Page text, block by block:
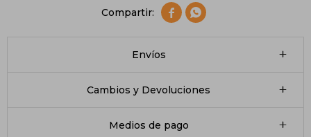
 
Envíos
Cambios y Devoluciones
Medios de pago